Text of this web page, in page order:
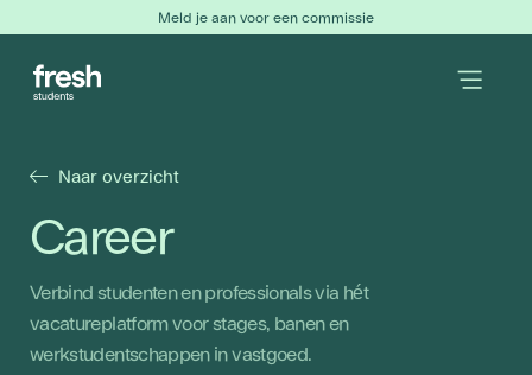
Meld je aan voor een commissie
Naar overzicht
Career
Verbind studenten en professionals via hét
vacatureplatform voor stages, banen en
werkstudentschappen in vastgoed.